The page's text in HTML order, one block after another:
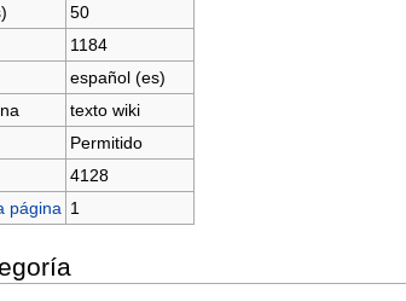
50
1184
español (es)
texto wiki
Permitido
4128
página 1